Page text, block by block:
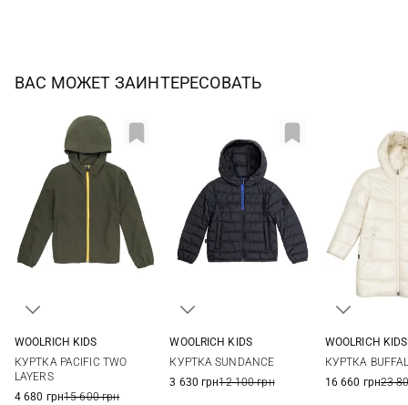
ВАС МОЖЕТ ЗАИНТЕРЕСОВАТЬ
WOOLRICH KIDS
КУРТКА PACIFIC TWO
LAYERS
4 680 грн15 600 грн
WOOLRICH KIDS
КУРТКА SUNDANCE
3 630 грн12 100 грн
WOOLRICH KIDS
КУРТКА
16 660 грн23